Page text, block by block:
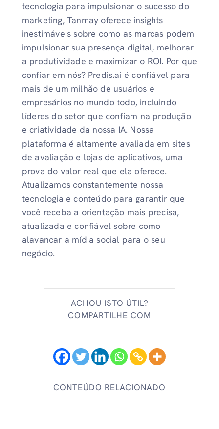
tecnologia para impulsionar o sucesso do
marketing, Tanmay oferece insights
inestimáveis ​​sobre como as marcas podem
impulsionar sua presença digital, melhorar
a produtividade e maximizar o ROI. Por que
confiar em nós? Predis.ai é confiável para
mais de um milhão de usuários e
empresários no mundo todo, incluindo
líderes do setor que confiam na produção
e criatividade da nossa IA. Nossa
plataforma é altamente avaliada em sites
de avaliação e lojas de aplicativos, uma
prova do valor real que ela oferece.
Atualizamos constantemente nossa
tecnologia e conteúdo para garantir que
você receba a orientação mais precisa,
atualizada e confiável sobre como
alavancar a mídia social para o seu
negócio.
ACHOU ISTO ÚTIL?
COMPARTILHE COM
CONTEÚDO RELACIONADO